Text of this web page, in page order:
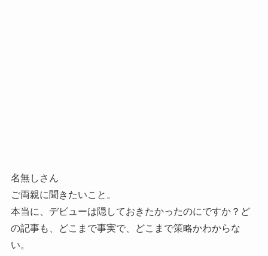
名無しさん
ご両親に聞きたいこと。
本当に、デビューは隠しておきたかったのにですか？ど
の記事も、どこまで事実で、どこまで策略かわからな
い。